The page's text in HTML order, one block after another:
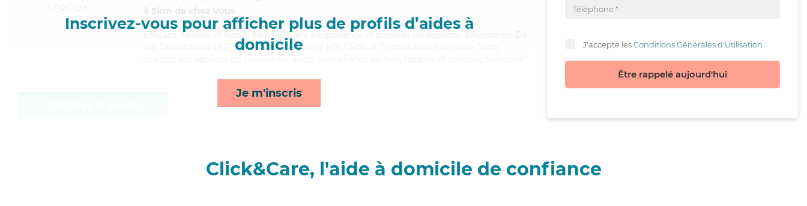
Inscrivez-vous pour afficher plus de profils d’aides à
domicile
Je m'inscris
SÉRIEUX à 5km de chez Vous
, flexible et fiable, Yann a 23 ans d'expérience et possède un diplôme d'Assistante De
Vie Dépendance (ADVD). Maitrisant bien le HIV / Sida et l'incontinence urinaire, Yann
J'accepte lesConditions Générales d'Utilisation
Être rappelé aujourd'hui
Click&Care, l'aide à domicile de confiance